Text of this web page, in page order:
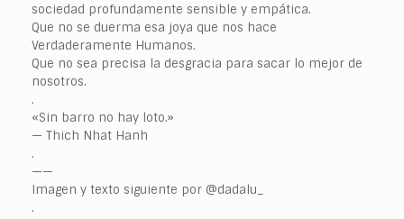
sociedad profundamente sensible y empática.
Que no se duerma esa joya que nos hace
Verdaderamente Humanos.
Que no sea precisa la desgracia para sacar lo mejor de
nosotros.
.
«Sin barro no hay loto.»
— Thich Nhat Hanh
.
——
Imagen y texto siguiente por @dadalu_
.